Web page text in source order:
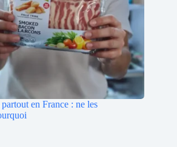
en France : ne les